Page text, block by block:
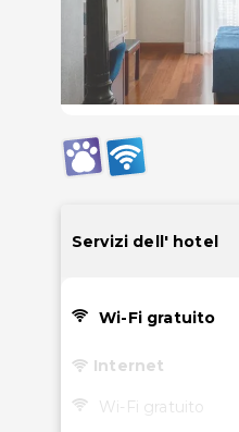
Servizi dell' hotel
Wi-Fi gratuito
Internet
Wi-Fi gratuito